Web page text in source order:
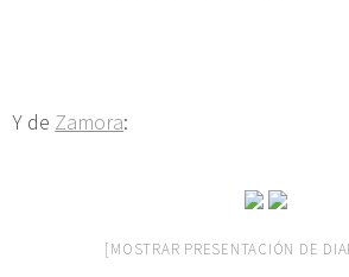
Y de Zamora:
[MOSTRAR PRESENTACIÓN DE